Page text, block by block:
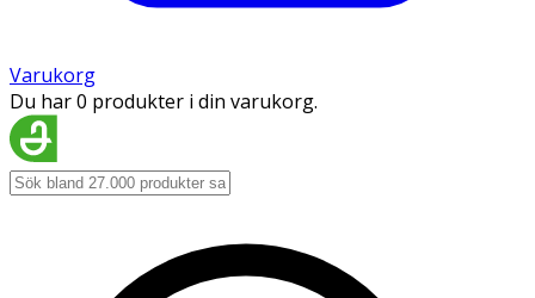
Varukorg
Du har 0 produkter i din varukorg.